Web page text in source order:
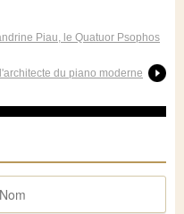
Piau, le Quatuor Psophos
du piano moderne